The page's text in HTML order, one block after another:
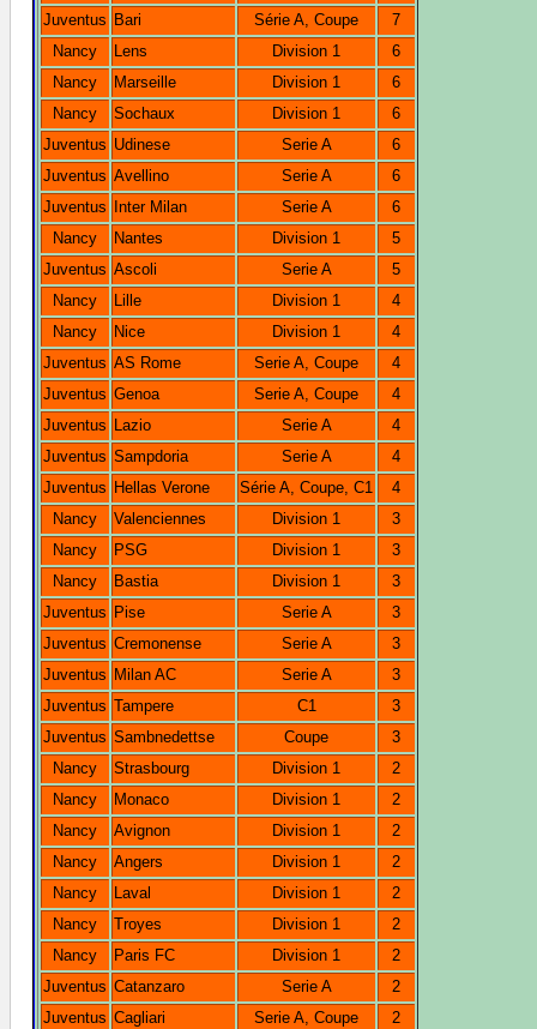
Juventus Bari Série A, Coupe
7
Nancy
Lens Division 1
6
Nancy
Marseille Division 1
6
Nancy
Sochaux Division 1
6
Juventus Udinese Serie A
6
Juventus Avellino Serie A
6
Juventus
Inter Milan Serie A
6
Nancy
Nantes Division 1
5
Juventus Ascoli Serie A
5
Nancy
Lille Division 1
4
Nancy
Nice Division 1
4
Juventus AS Rome Serie A, Coupe
4
Juventus Genoa Serie A, Coupe
4
Juventus Lazio Serie A
4
Juventus Sampdoria Serie A
4
Juventus Hellas Verone Série A, Coupe, C1
4
Nancy
Valenciennes Division 1
3
Nancy
PSG Division 1
3
Nancy
Bastia Division 1
3
Juventus Pise Serie A
3
Juventus Cremonense Serie A
3
Juventus Milan AC Serie A
3
Juventus Tampere C1
3
Juventus Sambnedettse Coupe
3
Nancy
Strasbourg Division 1
2
Nancy
Monaco Division 1
2
Nancy
Avignon Division 1
2
Nancy
Angers Division 1
2
Nancy
Laval Division 1
2
Nancy
Troyes Division 1
2
Nancy
Paris FC Division 1
2
Juventus Catanzaro Serie A
2
Juventus Cagliari Serie A, Coupe
2